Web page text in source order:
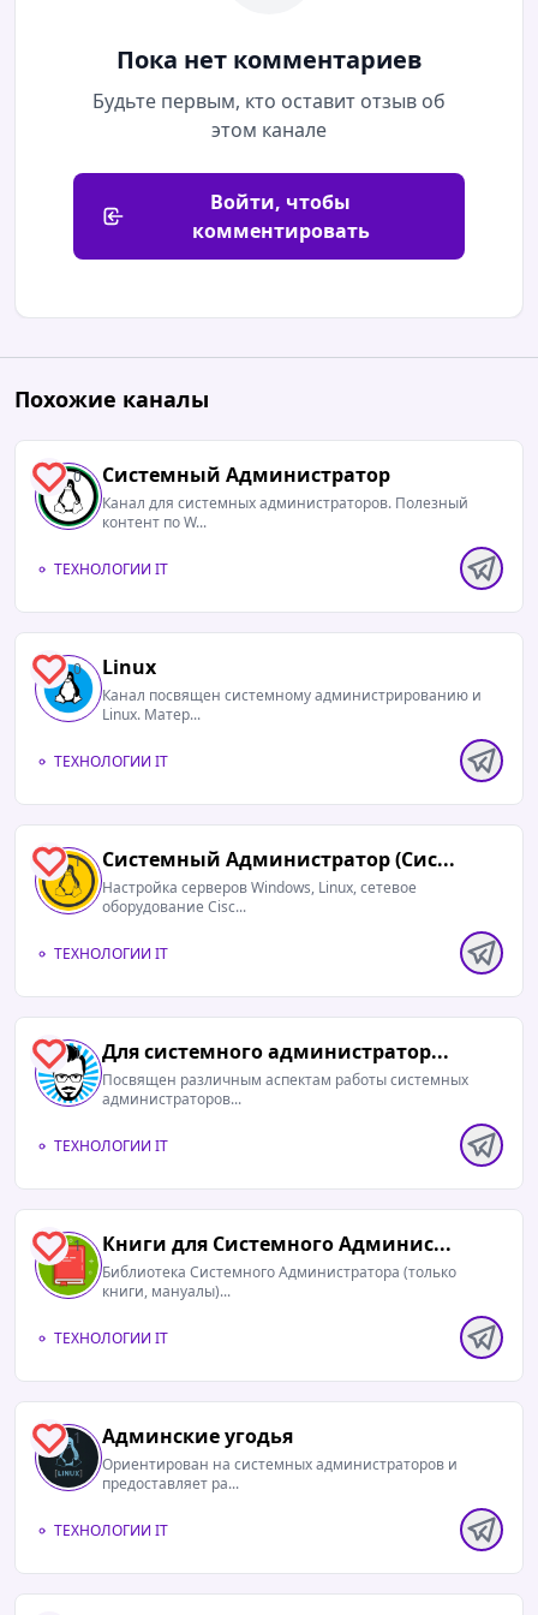
Пока нет комментариев
Будьте первым, кто оставит отзыв об
этом канале
Войти, чтобы
комментировать
Похожие каналы
0 Системный Администратор
Канал для системных администраторов. Полезный
контент по W...
ТЕХНОЛОГИИ IT
0 Linux
Канал посвящен системному администрированию и
Linux. Матер...
ТЕХНОЛОГИИ IT
1 Системный Администратор (Сис...
Настройка серверов Windows, Linux, сетевое
оборудование Cisc...
ТЕХНОЛОГИИ IT
1 Для системного администратор...
Посвящен различным аспектам работы системных
администраторов...
ТЕХНОЛОГИИ IT
1 Книги для Системного Админис...
Библиотека Системного Администратора (только
книги, мануалы)...
ТЕХНОЛОГИИ IT
1 Админские угодья
Ориентирован на системных администраторов и
предоставляет ра...
ТЕХНОЛОГИИ IT